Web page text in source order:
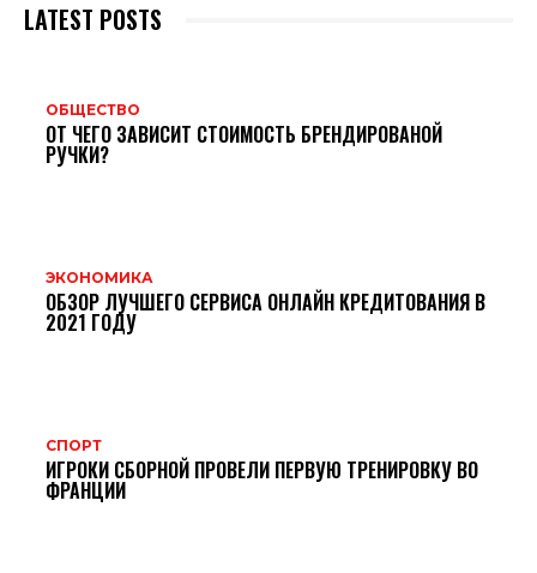
LATEST POSTS
ОБЩЕСТВО
ОТ ЧЕГО ЗАВИСИТ СТОИМОСТЬ БРЕНДИРОВАНОЙ
РУЧКИ?
ЭКОНОМИКА
ОБЗОР ЛУЧШЕГО СЕРВИСА ОНЛАЙН КРЕДИТОВАНИЯ В
2021 ГОДУ
СПОРТ
ИГРОКИ СБОРНОЙ ПРОВЕЛИ ПЕРВУЮ ТРЕНИРОВКУ ВО
ФРАНЦИИ